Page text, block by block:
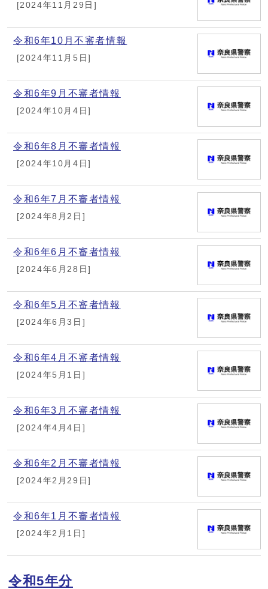
[2024年11月29日]
令和6年10月不審者情報
[2024年11月5日]
令和6年9月不審者情報
[2024年10月4日]
令和6年8月不審者情報
[2024年10月4日]
令和6年7月不審者情報
[2024年8月2日]
令和6年6月不審者情報
[2024年6月28日]
令和6年5月不審者情報
[2024年6月3日]
令和6年4月不審者情報
[2024年5月1日]
令和6年3月不審者情報
[2024年4月4日]
令和6年2月不審者情報
[2024年2月29日]
令和6年1月不審者情報
[2024年2月1日]
令和5年分